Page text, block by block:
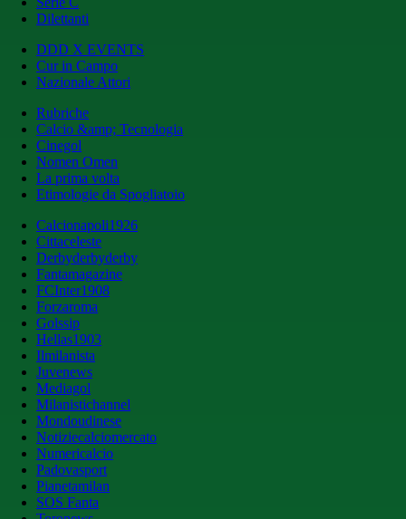
Dilettanti
DDD X EVENTS
Cur in Campo
Nazionale Attori
Rubriche
Calcio &amp; Tecnologia
Cinegol
Nomen Omen
La prima volta
Etimologie da Spogliatoio
Calcionapoli1926
Cittaceleste
Derbyderbyderby
Fantamagazine
FCInter1908
Forzaroma
Golssip
Hellas1903
Ilmilanista
Juvenews
Mediagol
Milanistichannel
Mondoudinese
Notiziecalciomercato
Numericalcio
Padovasport
Pianetamilan
SOS Fanta